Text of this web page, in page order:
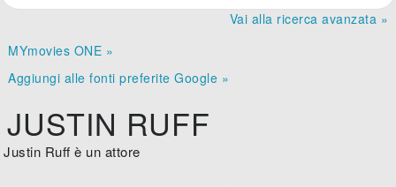
Vai alla ricerca avanzata »
MYmovies ONE »
Aggiungi alle fonti preferite Google »
JUSTIN RUFF
Justin Ruff è un attore